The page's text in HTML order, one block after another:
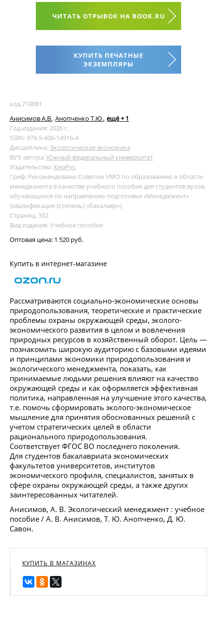
ЧИТАТЬ ОТРЫВОК НА BOOK.RU
КУПИТЬ ПЕЧАТНЫЕ
ЭКЗЕМПЛЯРЫ
код 710081
Анисимов А.В., Анопченко Т.Ю., ещё + 1
Год издания: 2026 г.
ISBN: 978-5-406-14916-4
Дисциплина:Экологическая экономика
ВУЗ автора: Южный федеральный университет
Издательство: КноРус
Гриф: Рекомендовано Советом УМО по образованию в области
менеджмента в качестве учебного пособия для студентов вузов,
обучающихся по направлению подготовки «Менеджмент»
(квалификация (степень) «бакалавр»)
Страниц: 352
Вид издания: Учебное пособие
Оптовая цена: 1 520 руб.
Купить в интернет-магазине
Рассматриваются социально-экономические основы
природопользования, теоретические и практические
проблемы охраны окружающей среды, эколого-
экономического развития в целом и вовлечения
природных ресурсов в хозяйственный оборот. Цель —
познакомить широкую аудиторию с базовыми идеями
и принципами экономики природопользования и
экологического менеджмента, показать, как
принимаемые людьми решения влияют на качество
окружающей среды и как оформляется эффективная
политика, направленная на улучшение этого качества,
т.е. помочь сформировать эколого-экономическое
мышление для принятия обоснованных решений с
учетом стратегических целей в области
рационального природопользования.
Соответствует ФГОС ВО последнего поколения.
Для студентов бакалавриата экономических
факультетов университетов, институтов
экономического профиля, специалистов, занятых в
сфере охраны окружающей среды, а также других
заинтересованных читателей.
Анисимов, А. В. Экологический менеджмент : учебное
пособие / А. В. Анисимов, Т. Ю. Анопченко, Д. Ю.
Савон.
КУПИТЬ В МАГАЗИНАХ